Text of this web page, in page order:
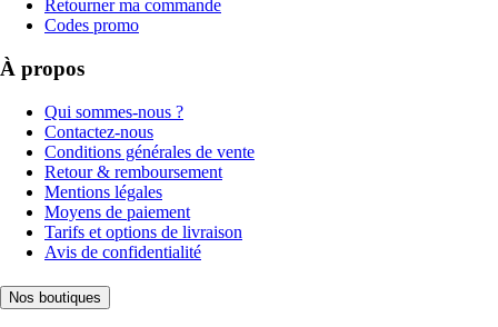
Retourner ma commande
Codes promo
À propos
Qui sommes-nous ?
Contactez-nous
Conditions générales de vente
Retour & remboursement
Mentions légales
Moyens de paiement
Tarifs et options de livraison
Avis de confidentialité
Nos boutiques